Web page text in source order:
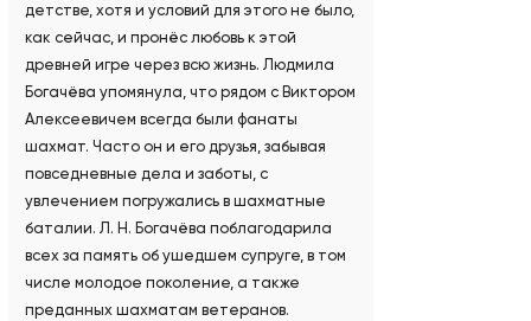
детстве, хотя и условий для этого не было,
как сейчас, и пронёс любовь к этой
древней игре через всю жизнь. Людмила
Богачёва упомянула, что рядом с Виктором
Алексеевичем всегда были фанаты
шахмат. Часто он и его друзья, забывая
повседневные дела и заботы, с
увлечением погружались в шахматные
баталии. Л. Н. Богачёва поблагодарила
всех за память об ушедшем супруге, в том
числе молодое поколение, а также
преданных шахматам ветеранов.